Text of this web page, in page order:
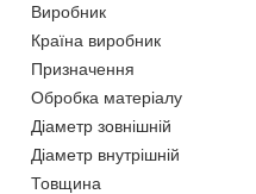
Виробник
Країна виробник
Призначення
Обробка матеріалу
Діаметр зовнішній
Діаметр внутрішній
Товщина